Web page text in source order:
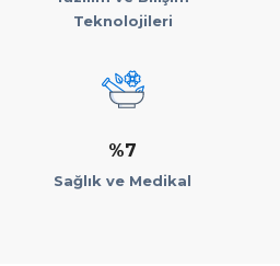
Teknolojileri
%7
Sağlık ve Medikal